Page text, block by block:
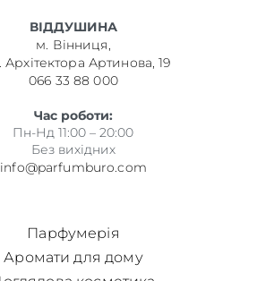
ВІДДУШИНА
м. Вінниця,
Архітектора Артинова, 19
066 33 88 000
Час роботи:
Пн-Нд 11:00 – 20:00
Без вихідних
info@parfumburo.com
Парфумерія
Аромати для дому